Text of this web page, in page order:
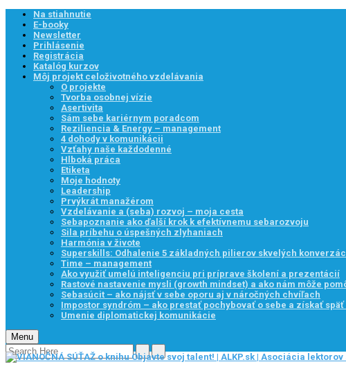
Na stiahnutie
E-booky
Newsletter
Prihlásenie
Registrácia
Katalóg kurzov
Môj projekt celoživotného vzdelávania
O projekte
Tvorba osobnej vízie
Asertivita
Sám sebe kariérnym poradcom
Reziliencia & Energy – management
4 dohody v komunikácii
Vzťahy naše každodenné
Hlboká práca
Etiketa
Moje hodnoty
Leadership
Prvýkrát manažérom
Vzdelávanie a (seba) rozvoj – moja cesta
Sebapoznanie ako ďalší krok k efektívnemu sebarozvoju
Sila príbehu o úspešných zlyhaniach
Harmónia v živote
Superskills: Odhalenie 5 základných pilierov skvelých
Time – management
Ako využiť umelú inteligenciu pri príprave školení a prezentácií
Rastové nastavenie mysli (growth mindset) a ako nám môže
Sebasúcit – ako nájsť v sebe oporu aj v náročných chvíľach
Impostor syndróm – ako prestať pochybovať o sebe a získať
Umenie diplomatickej komunikácie
Menu